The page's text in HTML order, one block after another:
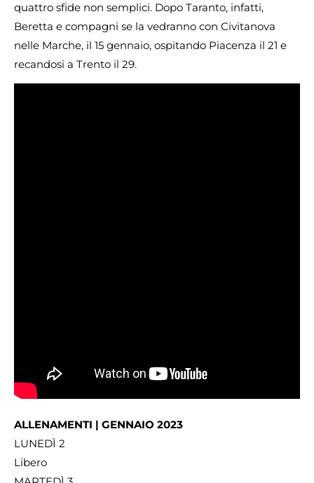
quattro sfide non semplici. Dopo Taranto, infatti,
Beretta e compagni se la vedranno con Civitanova
nelle Marche, il 15 gennaio, ospitando Piacenza il 21 e
recandosi a Trento il 29.
ALLENAMENTI | GENNAIO 2023
LUNEDÌ 2
Libero